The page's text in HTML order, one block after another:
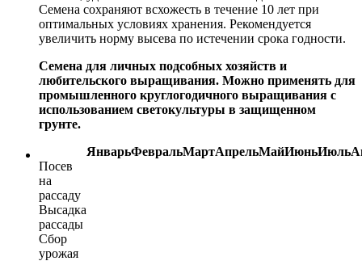
Семена сохраняют всхожесть в течение 10 лет при
оптимальных условиях хранения. Рекомендуется
увеличить норму высева по истечении срока годности.
Семена для личных подсобных хозяйств и
любительского выращивания. Можно применять для
промышленного круглогодичного выращивания с
использованием светокультуры в защищенном
грунте.
ЯнварьФевральМартАпрельМайИюньИюль
Посев
на
рассаду
Высадка
рассады
Сбор
урожая